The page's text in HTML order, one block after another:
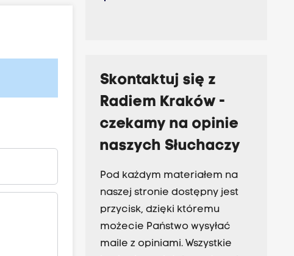
Skontaktuj się z
Radiem Kraków -
czekamy na opinie
naszych Słuchaczy
Pod każdym materiałem na
naszej stronie dostępny jest
przycisk, dzięki któremu
możecie Państwo wysyłać
maile z opiniami. Wszystkie